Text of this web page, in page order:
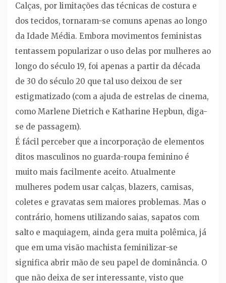
Calças, por limitações das técnicas de costura e
dos tecidos, tornaram-se comuns apenas ao longo
da Idade Média. Embora movimentos feministas
tentassem popularizar o uso delas por mulheres ao
longo do século 19, foi apenas a partir da década
de 30 do século 20 que tal uso deixou de ser
estigmatizado (com a ajuda de estrelas de cinema,
como Marlene Dietrich e Katharine Hepbun, diga-
se de passagem).
É fácil perceber que a incorporação de elementos
ditos masculinos no guarda-roupa feminino é
muito mais facilmente aceito. Atualmente
mulheres podem usar calças, blazers, camisas,
coletes e gravatas sem maiores problemas. Mas o
contrário, homens utilizando saias, sapatos com
salto e maquiagem, ainda gera muita polêmica, já
que em uma visão machista feminilizar-se
significa abrir mão de seu papel de dominância. O
que não deixa de ser interessante, visto que